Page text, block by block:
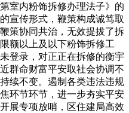
室内粉饰拆修办理法子》的
宣传形式，鞭策构成诚笃取
策协同共治，无效提拔了拆
额以上及以下粉饰拆修工
登录，对正正在拆修的衡宇
群命财富平安取社会协调不
续不变。遏制各类违法违规
环节环节，进一步夯实平安
展专项放哨，区住建局高效